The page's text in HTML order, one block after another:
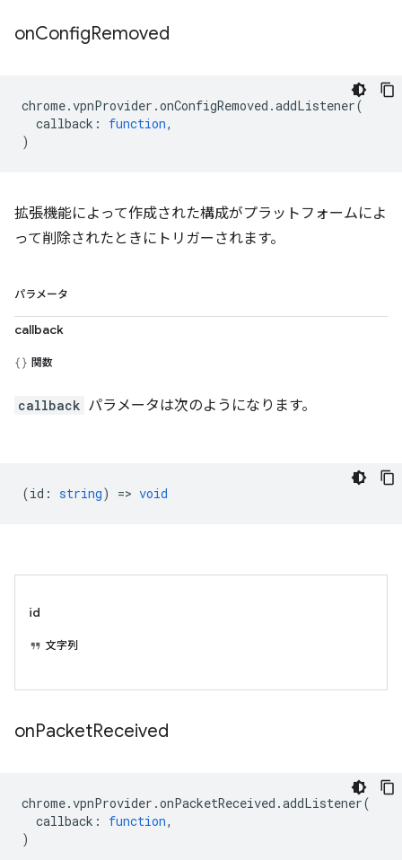
onConfigRemoved
chrome.vpnProvider .onConfigRemoved .addListener(
callback : function,
)
拡張機能によって作成された構成がプラットフォームによ
って削除されたときにトリガーされます。
パラメータ
callback
関数
callback パラメータは次のようになります。
(id : string) => void
id
文字列
onPacketReceived
chrome.vpnProvider .onPacketReceived .addListener(
callback : function,
)